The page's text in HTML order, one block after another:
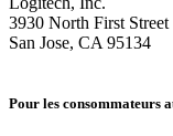
3930 North First Street
San Jose, CA 95134
Pour les consommateurs